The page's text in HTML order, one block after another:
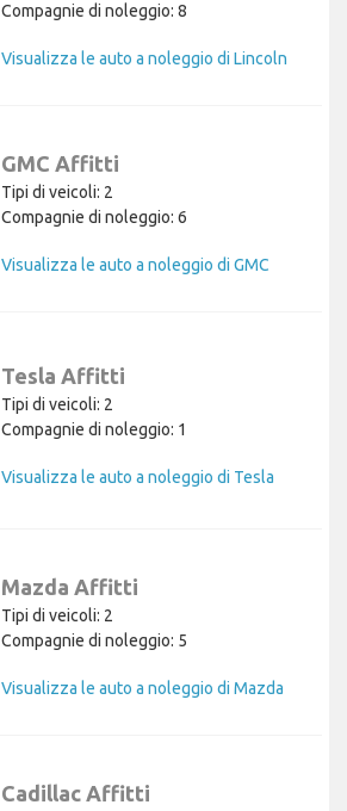
Compagnie di noleggio: 8
Visualizza le auto a noleggio di Lincoln
GMC Affitti
Tipi di veicoli: 2
Compagnie di noleggio: 6
Visualizza le auto a noleggio di GMC
Tesla Affitti
Tipi di veicoli: 2
Compagnie di noleggio: 1
Visualizza le auto a noleggio di Tesla
Mazda Affitti
Tipi di veicoli: 2
Compagnie di noleggio: 5
Visualizza le auto a noleggio di Mazda
Cadillac Affitti